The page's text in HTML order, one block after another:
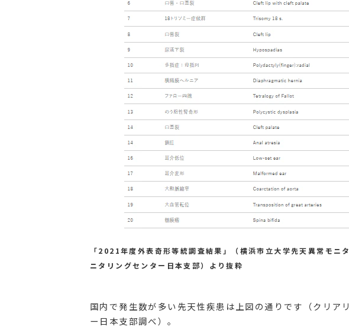
「2021年度外表奇形等統調査結果」（横浜市立大学先天異常モニ
ニタリングセンター日本支部）より抜粋
国内で発生数が多い先天性疾患は上図の通りです（クリア
ー日本支部調べ）。